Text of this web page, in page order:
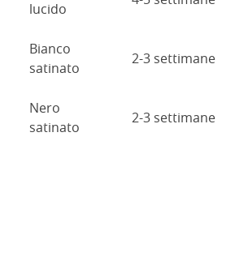
lucido
Bianco
satinato
2-3 settimane
Nero
satinato
2-3 settimane